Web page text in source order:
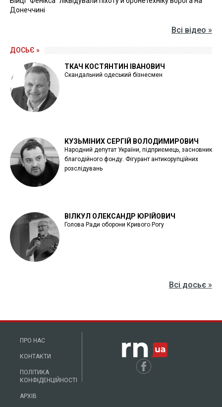
Донеччині
Всі відео »
ДОСЬЄ »
ТКАЧ КОСТЯНТИН ІВАНОВИЧ
Скандальний одеський бізнесмен
КУЗЬМІНИХ СЕРГІЙ ВОЛОДИМИРОВИЧ
Народний депутат України, підприємець, засновник
благодійного фонду. Фігурант антикорупційних
розслідувань
ВІЛКУЛ ОЛЕКСАНДР ЮРІЙОВИЧ
Голова Ради оборони Кривого Рогу
Всі досьє »
ПРО НАС
КОНТАКТИ
ПОЛІТИКА
КОНФІДЕНЦІЙНОСТІ
АРХІВ